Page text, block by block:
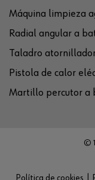
Máquina limpieza
Radial angular a
Taladro
Pistola de calor
Martillo percutor a
Política de cookies
©